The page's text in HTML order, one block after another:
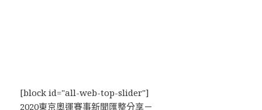
[block id="all-web-top-slider"]
2020東京奧運賽事新聞匯整分享－